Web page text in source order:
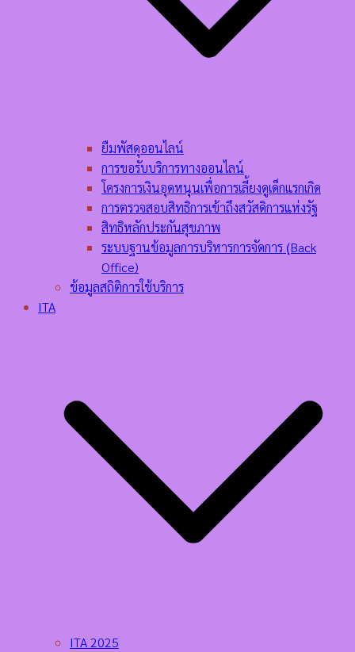
ยืมพัสดุออนไลน์
การขอรับบริการทางออนไลน์
โครงการเงินอุดหนุนเพื่อการเลี้ยงดูเด็กแรกเกิด
การตรวจสอบสิทธิการเข้าถึงสวัสดิการแห่งรัฐ
สิทธิหลักประกันสุขภาพ
ระบบฐานข้อมูลการบริหารการจัดการ (ฺBack
Office)
ข้อมูลสถิติการใช้บริการ
ITA
ITA 2025